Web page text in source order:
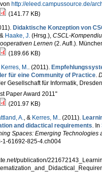
http://eleed.campussource.de/
(141.77 KB)
Didaktische Konzeption von
Haake, J.(Hrsg.), CSCL-
Lernen (2. Aufl.).
(189.66 KB)
Kerres, M.. (2011).
für eine Community of Practice.
Gesellschaft für Informatik,
Paper Award 2011"
(201.97 KB)
A., & Kerres, M.. (2011).
and didactical requirements. In
Spaces: Emerging Technologies
1-61692-825-4.ch004
publication/